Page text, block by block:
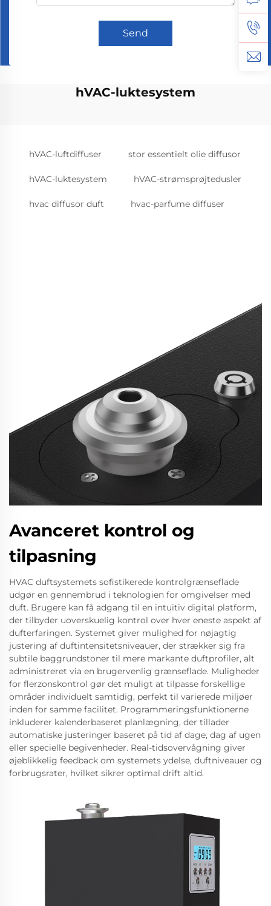
Send
hVAC-luktesystem
hVAC-luftdiffuser stor essentielt olie diffusor
hVAC-luktesystem hVAC-strømsprøjtedusler
hvac diffusor duft hvac-parfume diffuser
Avanceret kontrol og
tilpasning
HVAC duftsystemets sofistikerede kontrolgrænseflade
udgør en gennembrud i teknologien for omgivelser med
duft. Brugere kan få adgang til en intuitiv digital platform,
der tilbyder uoverskuelig kontrol over hver eneste aspekt af
dufterfaringen. Systemet giver mulighed for nøjagtig
justering af duftintensitetsniveauer, der strækker sig fra
subtile baggrundstoner til mere markante duftprofiler, alt
administreret via en brugervenlig grænseflade. Muligheder
for flerzonskontrol gør det muligt at tilpasse forskellige
områder individuelt samtidig, perfekt til varierede miljøer
inden for samme facilitet. Programmeringsfunktionerne
inkluderer kalenderbaseret planlægning, der tillader
automatiske justeringer baseret på tid af dage, dag af ugen
eller specielle begivenheder. Real-tidsovervågning giver
øjeblikkelig feedback om systemets ydelse, duftniveauer og
forbrugsrater, hvilket sikrer optimal drift altid.